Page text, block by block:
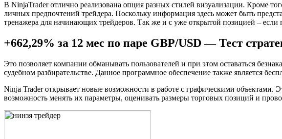
В NinjaTrader отлично реализована опция разных стилей визуализации. Кроме
личных предпочтений трейдера. Поскольку информация здесь может быть
тренажера для начинающих трейдеров. Так же и с уже открытой позицией – если
+662,29% за 12 мес по паре GBP/USD — Тест
Это позволяет компании обманывать пользователей и при этом оставаться
судебном разбирательстве. Данное программное обеспечение также является
Ninja Trader открывает новые возможности в работе с графическими объектами.
возможность менять их параметры, оценивать размеры торговых позиций и